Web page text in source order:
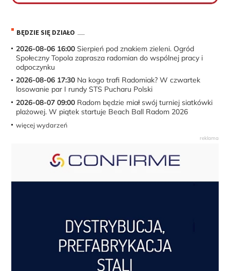
BĘDZIE SIĘ DZIAŁO
2026-08-06 16:00 Sierpień pod znakiem zieleni. Ogród
Społeczny Topola zaprasza radomian do wspólnej pracy i
odpoczynku
2026-08-06 17:30 Na kogo trafi Radomiak? W czwartek
losowanie par I rundy STS Pucharu Polski
2026-08-07 09:00 Radom będzie miał swój turniej siatkówki
plażowej. W piątek startuje Beach Ball Radom 2026
więcej wydarzeń